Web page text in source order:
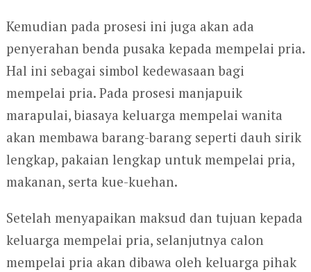
Kemudian pada prosesi ini juga akan ada
penyerahan benda pusaka kepada mempelai pria.
Hal ini sebagai simbol kedewasaan bagi
mempelai pria. Pada prosesi manjapuik
marapulai, biasaya keluarga mempelai wanita
akan membawa barang-barang seperti dauh sirik
lengkap, pakaian lengkap untuk mempelai pria,
makanan, serta kue-kuehan.
Setelah menyapaikan maksud dan tujuan kepada
keluarga mempelai pria, selanjutnya calon
mempelai pria akan dibawa oleh keluarga pihak